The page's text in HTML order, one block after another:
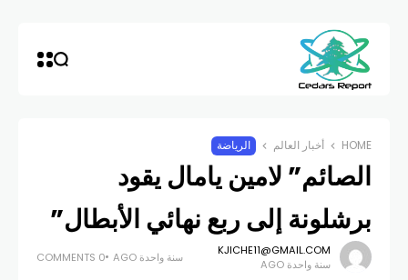
HOME أخبار العالم الرياضة
الصائم” لامين يامال يقود
برشلونة إلى ربع نهائي الأبطال”
KJICHE11@GMAIL.COM
سنة واحدة AGO
سنة واحدة AGO 0 COMMENTS